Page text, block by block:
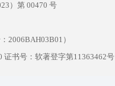
）第 00470 号
2006BAH03B01）
书号：软著登字第11363462号